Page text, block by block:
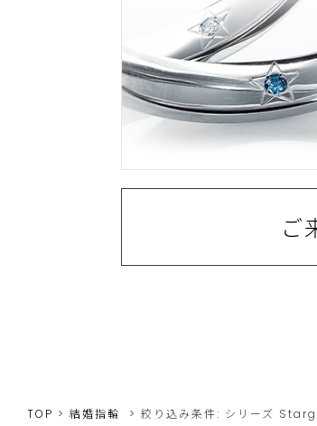
ご
TOP 結婚指輪 絞り込み条件: シリーズ